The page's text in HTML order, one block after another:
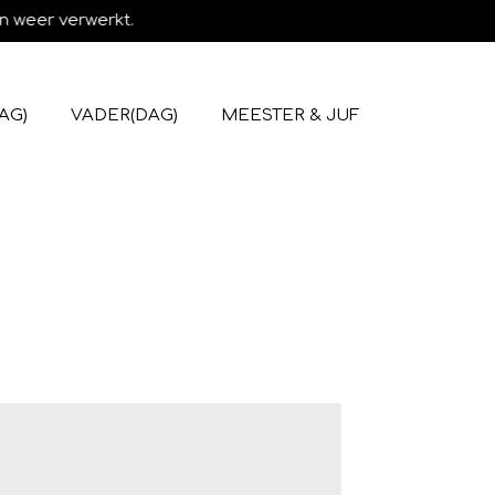
weer verwerkt.
VADER(DAG) MEESTER & JUF